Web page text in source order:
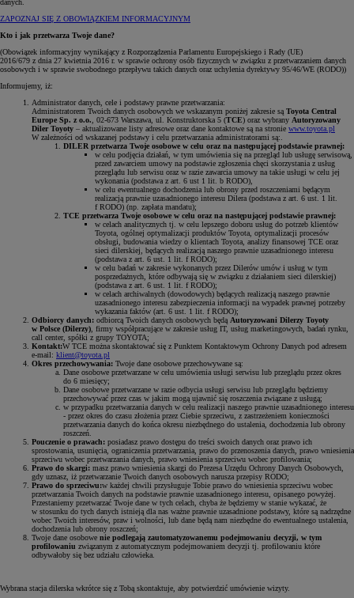
danych.
ZAPOZNAJ SIĘ Z OBOWIĄZKIEM INFORMACYJNYM
Kto i jak przetwarza Twoje dane?
(Obowiązek informacyjny wynikający z Rozporządzenia Parlamentu Europejskiego i Rady (UE)
2016/679 z dnia 27 kwietnia 2016 r. w sprawie ochrony osób fizycznych w związku z przetwarzaniem danych
osobowych i w sprawie swobodnego przepływu takich danych oraz uchylenia dyrektywy 95/46/WE (RODO))
Informujemy, iż:
Administrator danych, cele i podstawy prawne przetwarzania:
Administratorem Twoich danych osobowych we wskazanym poniżej zakresie są Toyota Central
Europe Sp. z o.o. , 02-673 Warszawa, ul. Konstruktorska 5 (TCE) oraz wybrany Autoryzowany
Diler Toyoty – aktualizowane listy adresowe oraz dane kontaktowe są na stronie www.toyota.pl
W zależności od wskazanej podstawy i celu przetwarzania administratorami są:.
DILER przetwarza Twoje osobowe w celu oraz na następującej podstawie prawnej:
w celu podjęcia działań, w tym umówienia się na przegląd lub usługę serwisową,
przed zawarciem umowy na podstawie zgłoszenia chęci skorzystania z usług
przeglądu lub serwisu oraz w razie zawarcia umowy na takie usługi w celu jej
wykonania (podstawa z art. 6 ust 1 lit. b RODO),
w celu ewentualnego dochodzenia lub obrony przed roszczeniami będącym
realizacją prawnie uzasadnionego interesu Dilera (podstawa z art. 6 ust. 1 lit.
f RODO) (np. zapłata mandatu);
TCE przetwarza Twoje osobowe w celu oraz na następującej podstawie prawnej:
w celach analitycznych tj. w celu lepszego doboru usług do potrzeb klientów
Toyota, ogólnej optymalizacji produktów Toyota, optymalizacji procesów
obsługi, budowania wiedzy o klientach Toyota, analizy finansowej TCE oraz
sieci dilerskiej, będących realizacją naszego prawnie uzasadnionego interesu
(podstawa z art. 6 ust. 1 lit. f RODO);
w celu badań w zakresie wykonanych przez Dilerów umów i usług w tym
posprzedażnych, które odbywają się w związku z działaniem sieci dilerskiej)
(podstawa z art. 6 ust. 1 lit. f RODO);
w celach archiwalnych (dowodowych) będących realizacją naszego prawnie
uzasadnionego interesu zabezpieczenia informacji na wypadek prawnej potrzeby
wykazania faktów (art. 6 ust. 1 lit. f RODO);
Odbiorcy danych: odbiorcą Twoich danych osobowych będą Autoryzowani Dilerzy Toyoty
w Polsce (Dilerzy) , firmy współpracujące w zakresie usług IT, usług marketingowych, badań rynku,
call center, spółki z grupy TOYOTA;
Kontakt:W TCE można skontaktować się z Punktem Kontaktowym Ochrony Danych pod adresem
e-mail: klient@toyota.pl
Okres przechowywania: Twoje dane osobowe przechowywane są:
Dane osobowe przetwarzane w celu umówienia usługi serwisu lub przeglądu przez okres
do 6 miesięcy;
Dane osobowe przetwarzane w razie odbycia usługi serwisu lub przeglądu będziemy
przechowywać przez czas w jakim mogą ujawnić się roszczenia związane z usługą;
w przypadku przetwarzania danych w celu realizacji naszego prawnie uzasadnionego interesu
- przez okres do czasu złożenia przez Ciebie sprzeciwu, z zastrzeżeniem konieczności
przetwarzania danych do końca okresu niezbędnego do ustalenia, dochodzenia lub obrony
roszczeń.
Pouczenie o prawach: posiadasz prawo dostępu do treści swoich danych oraz prawo ich
sprostowania, usunięcia, ograniczenia przetwarzania, prawo do przenoszenia danych, prawo wniesienia
sprzeciwu wobec przetwarzania danych, prawo wniesienia sprzeciwu wobec profilowania;
Prawo do skargi: masz prawo wniesienia skargi do Prezesa Urzędu Ochrony Danych Osobowych,
gdy uznasz, iż przetwarzanie Twoich danych osobowych narusza przepisy RODO;
Prawo do sprzeciwu:w każdej chwili przysługuje Tobie prawo do wniesienia sprzeciwu wobec
przetwarzania Twoich danych na podstawie prawnie uzasadnionego interesu, opisanego powyżej.
Przestaniemy przetwarzać Twoje dane w tych celach, chyba że będziemy w stanie wykazać, że
w stosunku do tych danych istnieją dla nas ważne prawnie uzasadnione podstawy, które są nadrzędne
wobec Twoich interesów, praw i wolności, lub dane będą nam niezbędne do ewentualnego ustalenia,
dochodzenia lub obrony roszczeń;
Twoje dane osobowe nie podlegają zautomatyzowanemu podejmowaniu decyzji, w tym
profilowaniu związanym z automatycznym podejmowaniem decyzji tj. profilowaniu które
odbywałoby się bez udziału człowieka.
Wybrana stacja dilerska wkrótce się z Tobą skontaktuje, aby potwierdzić umówienie wizyty.